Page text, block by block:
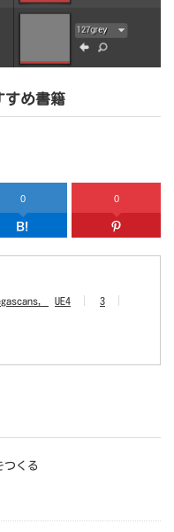
すめ書籍
Facebook
0
はてなブッ
0
UE4
3
つくる